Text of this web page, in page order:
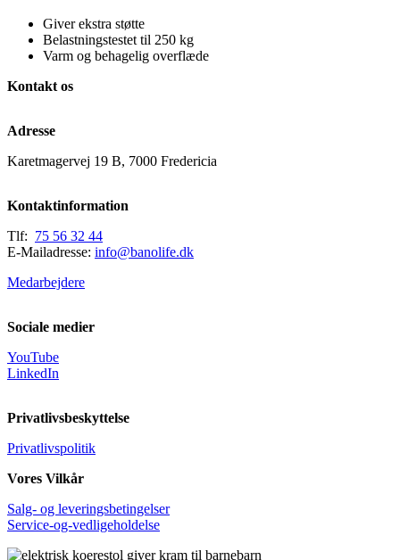
Giver ekstra støtte
Belastningstestet til 250 kg
Varm og behagelig overflæde
Kontakt os
Adresse
Karetmagervej 19 B, 7000 Fredericia
Kontaktinformation
Tlf: 75 56 32 44
E-Mailadresse: info@banolife.dk
Medarbejdere
Sociale medier
YouTube
LinkedIn
Privatlivsbeskyttelse
Privatlivspolitik
Vores Vilkår
Salg- og leveringsbetingelser
Service-og-vedligeholdelse